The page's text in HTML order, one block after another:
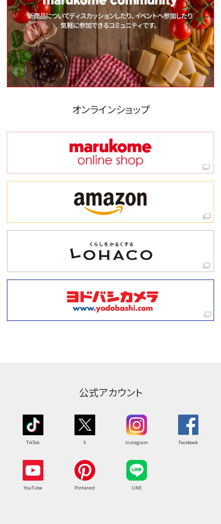
オンラインショップ
公式アカウント
TikTok X Instagram Facebook
YouTube Pinterest LINE